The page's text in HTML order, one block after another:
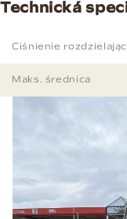
Technická
Ciśnienie
Maks. średnica